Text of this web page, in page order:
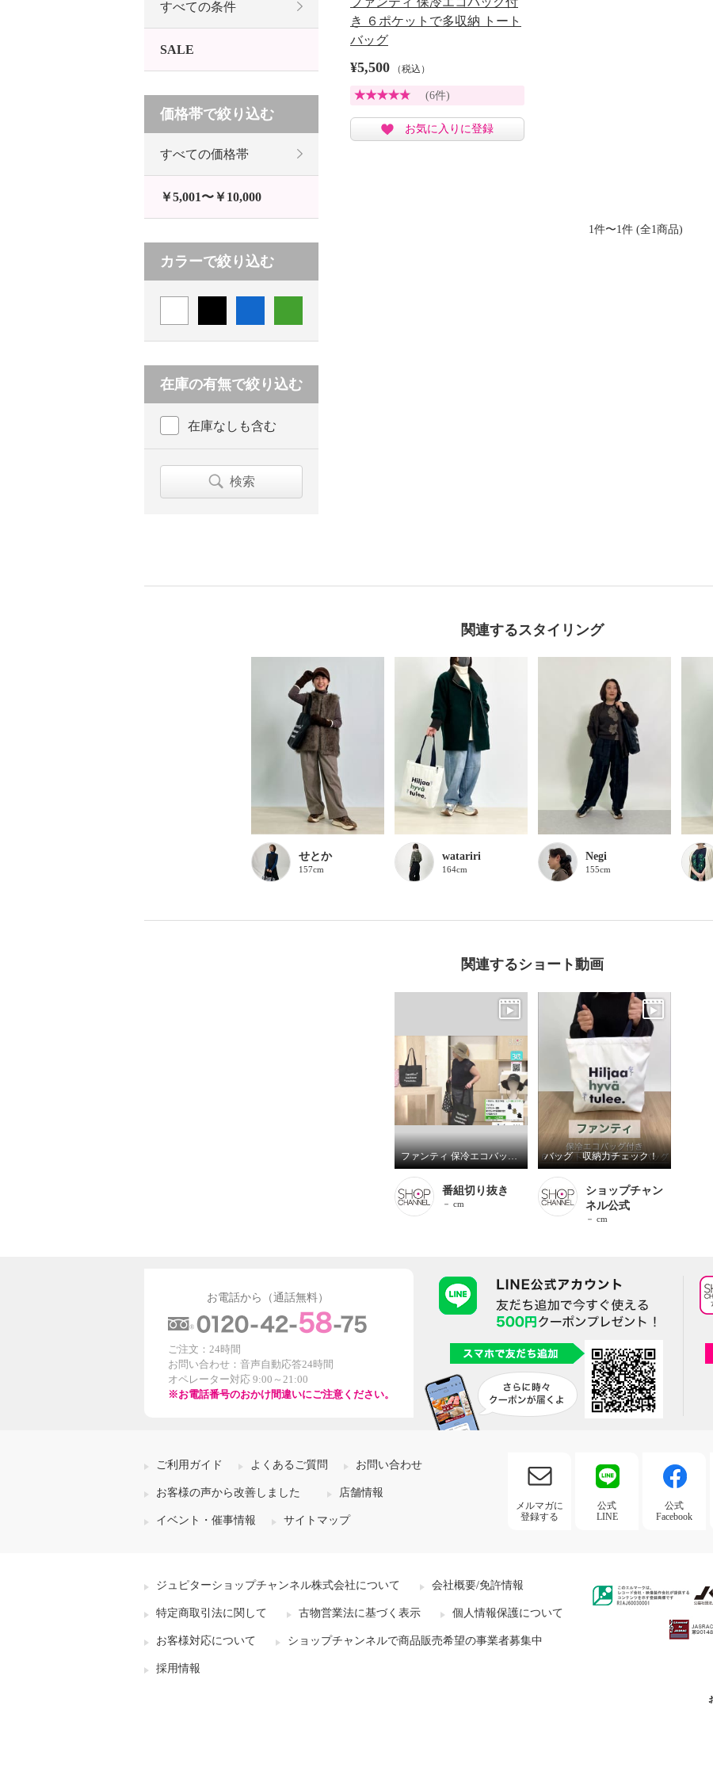
き ６ポケットで多収納 トート
バッグ
¥5,500 （税込）
(6件)
お気に入りに登録
1件〜1件 (全1商品)
すべての条件
SALE
価格帯で絞り込む
すべての価格帯
￥5,001〜￥10,000
カラーで絞り込む
在庫の有無で絞り込む
在庫なしも含む
検索
関連するスタイリング
せとか
157cm
watariri
164cm
Negi
155cm
関連するショート動画
ファンティ 保冷エコバッグ付き ６ポケットで多収納 トートバッグ
番組切り抜き
－ cm
バッグ 収納力チェック！
ショップチャン
ネル公式
－ cm
お電話から（通話無料）
ご注文：24時間
お問い合わせ：音声自動応答24時間
オペレーター対応 9:00～21:00
※お電話番号のおかけ間違いにご注意ください。
ご利用ガイド よくあるご質問 お問い合わせ
お客様の声から改善しました 店舗情報
イベント・催事情報 サイトマップ
メルマガに
登録する
公式
LINE
公式
Facebook
ジュピターショップチャンネル株式会社について 会社概要/免許情報
特定商取引法に関して 古物営業法に基づく表示 個人情報保護について
お客様対応について ショップチャンネルで商品販売希望の事業者募集中
採用情報